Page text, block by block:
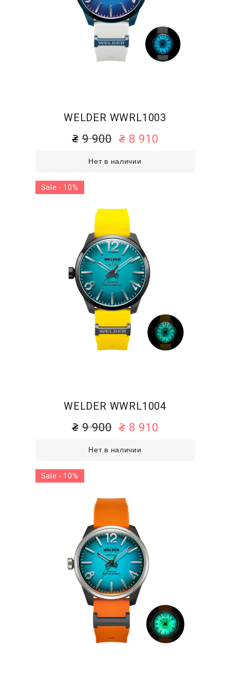
WELDER WWRL1003
9 900 8 910
Нет в наличии
WELDER WWRL1004
9 900 8 910
Нет в наличии
Sale - 10%
Sale - 10%